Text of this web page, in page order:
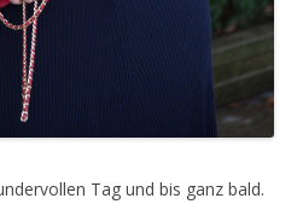
Tag und bis ganz bald.